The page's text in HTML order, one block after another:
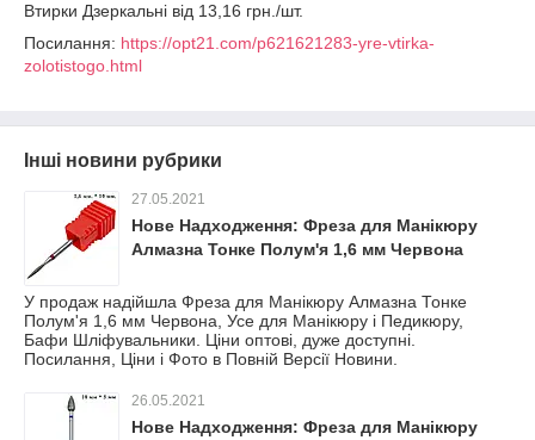
Втирки Дзеркальні від 13,16 грн./шт.
Посилання: https://opt21.com/p621621283-yre-vtirka-
zolotistogo.html
Інші новини рубрики
27.05.2021
Нове Надходження: Фреза для Манікюру
Алмазна Тонке Полум'я 1,6 мм Червона
У продаж надійшла Фреза для Манікюру Алмазна Тонке
Полум'я 1,6 мм Червона, Усе для Манікюру і Педикюру,
Бафи Шліфувальники. Ціни оптові, дуже доступні.
Посилання, Ціни і Фото в Повній Версії Новини.
26.05.2021
Нове Надходження: Фреза для Манікюру